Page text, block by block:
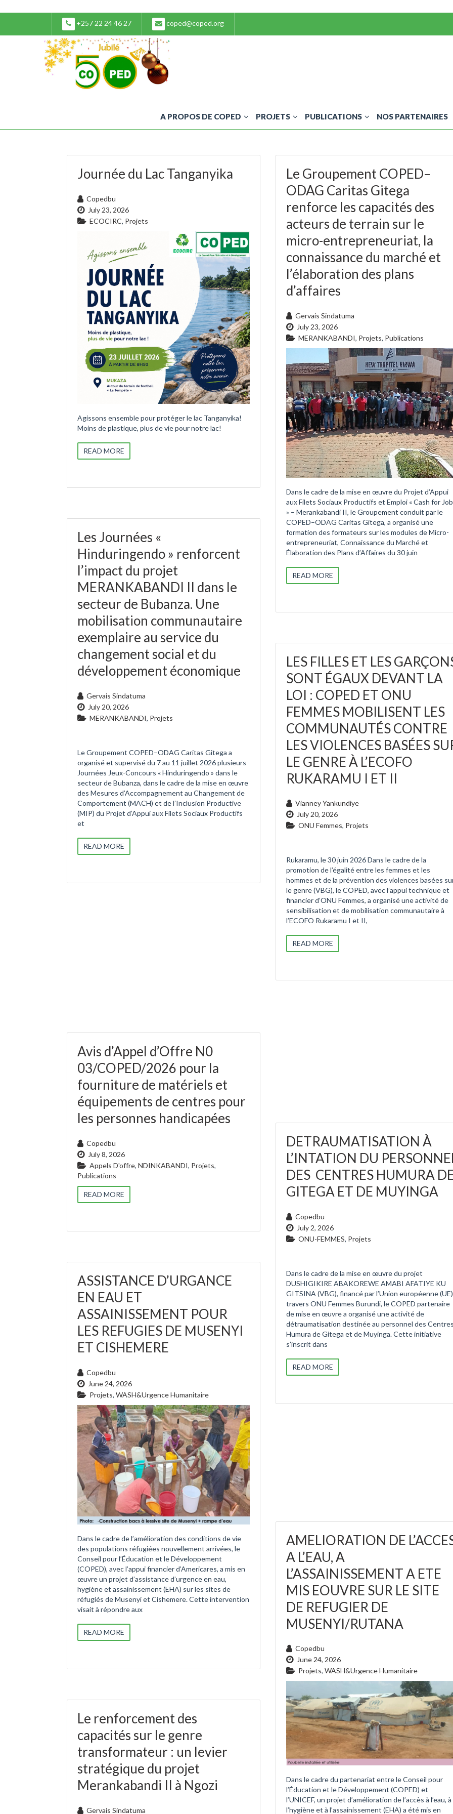
+257 22 24 46 27 coped@coped.org
A PROPOS DE COPED PROJETS PUBLICATIONS NOS PARTENAIRES
Journée du Lac Tanganyika
Copedbu
July 23, 2026
ECOCIRC, Projets
Agissons ensemble pour protéger le lac Tanganyika!
Moins de plastique, plus de vie pour notre lac!
READ MORE
Le Groupement COPED–
ODAG Caritas Gitega
renforce les capacités des
acteurs de terrain sur le
micro-entrepreneuriat, la
connaissance du marché et
l’élaboration des plans
d’affaires
Gervais Sindatuma
July 23, 2026
MERANKABANDI, Projets, Publications
Dans le cadre de la mise en œuvre du Projet d’Appui
aux Filets Sociaux Productifs et Emploi « Cash for
» – Merankabandi II, le Groupement conduit par le
COPED–ODAG Caritas Gitega, a organisé une
formation des formateurs sur les modules de Micro-
entrepreneuriat, Connaissance du Marché et
Élaboration des Plans d’Affaires du 30 juin
READ MORE
Les Journées «
Hinduringendo » renforcent
l’impact du projet
MERANKABANDI II dans le
secteur de Bubanza. Une
mobilisation communautaire
exemplaire au service du
changement social et du
développement économique
Gervais Sindatuma
July 20, 2026
MERANKABANDI, Projets
Le Groupement COPED–ODAG Caritas Gitega a
organisé et supervisé du 7 au 11 juillet 2026 plusieurs
Journées Jeux-Concours « Hinduringendo » dans le
secteur de Bubanza, dans le cadre de la mise en œuvre
des Mesures d’Accompagnement au Changement de
Comportement (MACH) et de l’Inclusion Productive
(MIP) du Projet d’Appui aux Filets Sociaux Productifs
et
READ MORE
LES FILLES ET LES
SONT ÉGAUX DEVANT LA
LOI : COPED ET ONU
FEMMES MOBILISENT LES
COMMUNAUTÉS CONTRE
LES VIOLENCES BASÉES
LE GENRE À L’ECOFO
RUKARAMU I ET II
Vianney Yankundiye
July 20, 2026
ONU Femmes, Projets
Rukaramu, le 30 juin 2026 Dans le cadre de la
promotion de l’égalité entre les femmes et les
hommes et de la prévention des violences basées
le genre (VBG), le COPED, avec l’appui technique et
financier d’ONU Femmes, a organisé une activité de
sensibilisation et de mobilisation communautaire à
l’ECOFO Rukaramu I et II,
READ MORE
Avis d’Appel d’Offre N0
03/COPED/2026 pour la
fourniture de matériels et
équipements de centres pour
les personnes handicapées
Copedbu
July 8, 2026
Appels D'offre, NDINKABANDI, Projets,
Publications
READ MORE
DETRAUMATISATION À
L’INTATION DU
DES CENTRES HUMURA
GITEGA ET DE MUYINGA
Copedbu
July 2, 2026
ONU-FEMMES, Projets
Dans le cadre de la mise en œuvre du projet
DUSHIGIKIRE ABAKOREWE AMABI AFATIYE KU
GITSINA (VBG), financé par l’Union européenne
travers ONU Femmes Burundi, le COPED partenaire
de mise en œuvre a organisé une activité de
détraumatisation destinée au personnel des
Humura de Gitega et de Muyinga. Cette initiative
s’inscrit dans
READ MORE
ASSISTANCE D’URGANCE
EN EAU ET
ASSAINISSEMENT POUR
LES REFUGIES DE MUSENYI
ET CISHEMERE
Copedbu
June 24, 2026
Projets, WASH&Urgence Humanitaire
Dans le cadre de l’amélioration des conditions de vie
des populations réfugiées nouvellement arrivées, le
Conseil pour l’Éducation et le Développement
(COPED), avec l’appui financier d’Americares, a mis en
œuvre un projet d’assistance d’urgence en eau,
hygiène et assainissement (EHA) sur les sites de
réfugiés de Musenyi et Cishemere. Cette intervention
visait à répondre aux
READ MORE
AMELIORATION DE
A L’EAU, A
L’ASSAINISSEMENT A ETE
MIS EOUVRE SUR LE SITE
DE REFUGIER DE
MUSENYI/RUTANA
Copedbu
June 24, 2026
Projets, WASH&Urgence Humanitaire
Dans le cadre du partenariat entre le Conseil pour
l’Éducation et le Développement (COPED) et
l’UNICEF, un projet d’amélioration de l’accès à l’eau, à
l’hygiène et à l’assainissement (EHA) a été mis en
Le renforcement des
capacités sur le genre
transformateur : un levier
stratégique du projet
Merankabandi II à Ngozi
Gervais Sindatuma